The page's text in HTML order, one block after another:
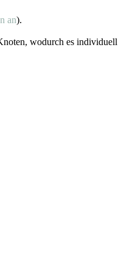
an).
wodurch es individuell